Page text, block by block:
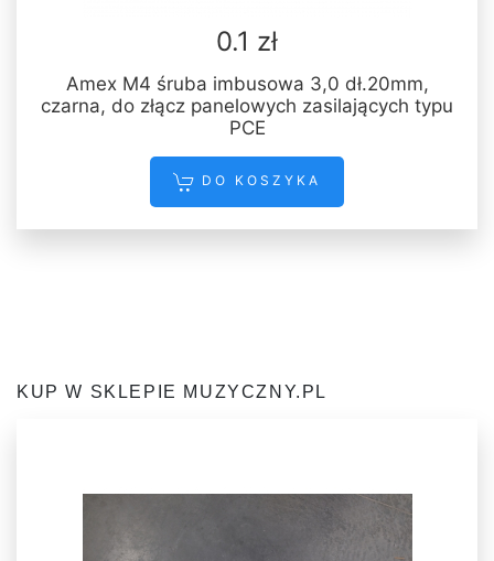
0.1 zł
Amex M4 śruba imbusowa 3,0 dł.20mm,
czarna, do złącz panelowych zasilających typu
PCE
DO KOSZYKA
KUP W SKLEPIE MUZYCZNY.PL